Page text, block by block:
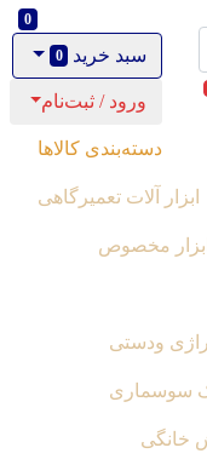
0
سبد خرید 0
ورود / ثبت‌نام
دسته‌بندی کالاها
ابزار آلات تعمیرگاهی
ابزار مخصوص
ودستی
سوسماری
خانگی